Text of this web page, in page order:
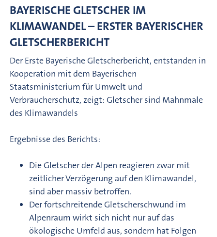
BAYERISCHE GLETSCHER IM
KLIMAWANDEL – ERSTER BAYERISCHER
GLETSCHERBERICHT
Der Erste Bayerische Gletscherbericht, entstanden in
Kooperation mit dem Bayerischen
Staatsministerium für Umwelt und
Verbraucherschutz, zeigt: Gletscher sind Mahnmale
des Klimawandels
Ergebnisse des Berichts:
Die Gletscher der Alpen reagieren zwar mit
zeitlicher Verzögerung auf den Klimawandel,
sind aber massiv betroffen.
Der fortschreitende Gletscherschwund im
Alpenraum wirkt sich nicht nur auf das
ökologische Umfeld aus, sondern hat Folgen